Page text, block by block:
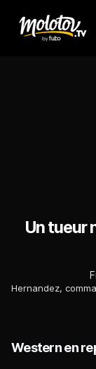
Un tueur
Western en